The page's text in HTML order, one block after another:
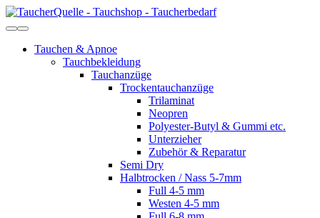
Tauchen & Apnoe
Tauchbekleidung
Tauchanzüge
Trockentauchanzüge
Trilaminat
Neopren
Polyester-Butyl & Gummi etc.
Unterzieher
Zubehör & Reparatur
Semi Dry
Halbtrocken / Nass 5-7mm
Full 4-5 mm
Westen 4-5 mm